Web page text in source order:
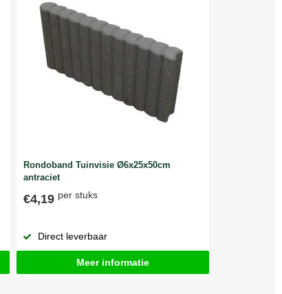
Rondoband Tuinvisie Ø6x25x50cm
antraciet
€4,19 per stuks
Direct leverbaar
Meer informatie